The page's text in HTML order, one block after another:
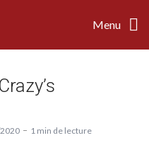
Menu
1 min de lecture